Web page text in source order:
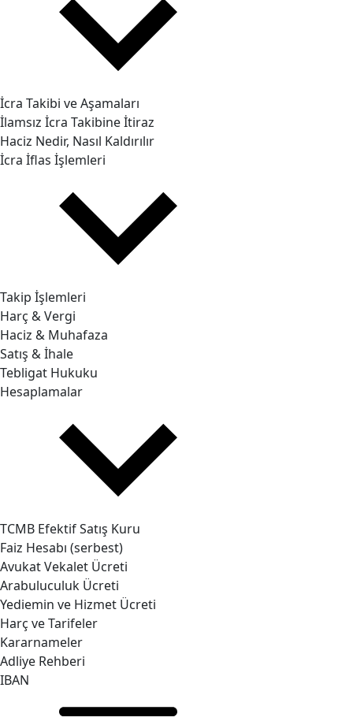
İcra Takibi ve Aşamaları
İlamsız İcra Takibine İtiraz
Haciz Nedir, Nasıl Kaldırılır
İcra İflas İşlemleri
Takip İşlemleri
Harç & Vergi
Haciz & Muhafaza
Satış & İhale
Tebligat Hukuku
Hesaplamalar
TCMB Efektif Satış Kuru
Faiz Hesabı (serbest)
Avukat Vekalet Ücreti
Arabuluculuk Ücreti
Yediemin ve Hizmet Ücreti
Harç ve Tarifeler
Kararnameler
Adliye Rehberi
IBAN